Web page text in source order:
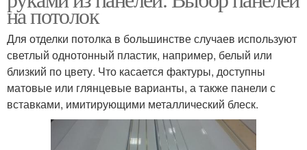
на потолок
Для отделки потолка в большинстве случаев используют
светлый однотонный пластик, например, белый или
близкий по цвету. Что касается фактуры, доступны
матовые или глянцевые варианты, а также панели с
вставками, имитирующими металлический блеск.